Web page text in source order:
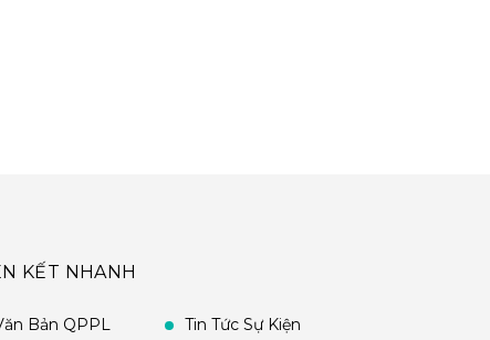
KẾT NHANH
Bản QPPL
Tin Tức Sự Kiện